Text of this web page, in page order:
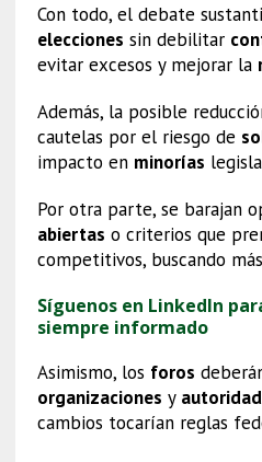
Con todo, el debate
elecciones sin debilitar
evitar excesos y mejorar la
Además, la posible
cautelas por el riesgo de
impacto en minorías
Por otra parte, se barajan
abiertas o criterios que
competitivos, buscando más
Síguenos en LinkedIn
siempre informado
Asimismo, los foros
organizaciones y
cambios tocarían reglas